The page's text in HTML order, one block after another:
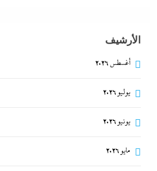
الديد تايم بعد الاستنزاف
العسكرية الأمريكية لإنقاذ الجيش
الأرشيف
أغسطس 2026
يوليو 2026
يونيو 2026
مايو 2026